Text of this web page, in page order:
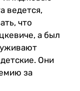
ведется,
что
а был
Они
за